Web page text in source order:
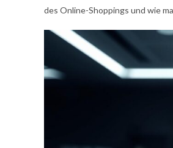
des Online-Shoppings und wie